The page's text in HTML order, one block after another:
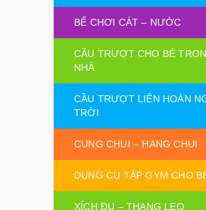
BỂ CHƠI CÁT – NƯỚC
CẦU TRƯỢT CHO BÉ
NHÀ
CẦU TRƯỢT LIÊN HOÀN
TRỜI
CUNG CHUI – HANG CHUI
DỤNG CỤ TẬP GYM CHO
XÍCH ĐU – THANG LEO